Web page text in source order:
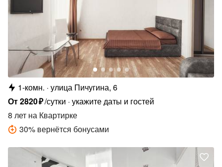
1-комн. улица Пичугина, 6
От2820₽/сутки укажите даты и гостей
8 лет на Квартирке
30% вернётся бонусами